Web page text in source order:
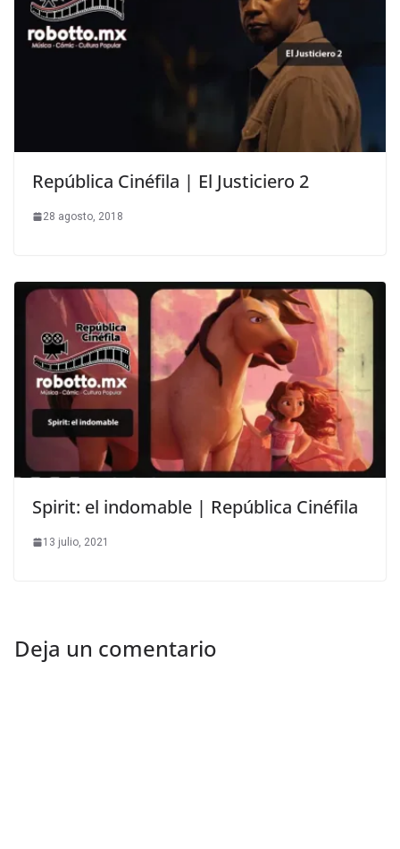
República Cinéfila | El Justiciero 2
28 agosto, 2018
Spirit: el indomable | República Cinéfila
13 julio, 2021
Deja un comentario